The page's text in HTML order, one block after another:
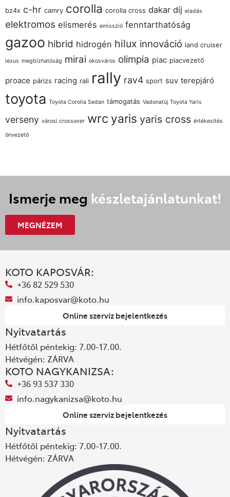
bz4x c-hr camry corolla corolla cross dakar díj eladás
elektromos elismerés emisszió fenntarthatóság
gazoo hibrid hidrogén hilux innováció land cruiser
lexus megbízhatóság mirai okosváros olimpia piac piacvezető
proace párizs racing rali rally rav4 sport suv terepjáró
toyota Toyota Corolla Sedan támogatás Vadonatúj Toyota Yaris
verseny városi crossover wrc yaris yaris cross értékesítés
önvezető
Ismerje meg készletajánlatunkat!
MEGNÉZEM
KOTO KAPOSVÁR:
+36 82 529 530
info.kaposvar@koto.hu
Online szerviz bejelentkezés
Nyitvatartás
Hétfőtől péntekig: 7.00-17.00.
Hétvégén: ZÁRVA
KOTO NAGYKANIZSA:
+36 93 537 330
info.nagykanizsa@koto.hu
Online szerviz bejelentkezés
Nyitvatartás
Hétfőtől péntekig: 7.00-17.00.
Hétvégén: ZÁRVA